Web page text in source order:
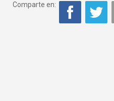
Comparte en: